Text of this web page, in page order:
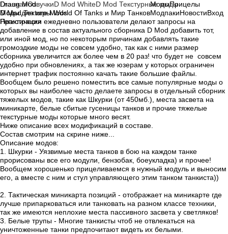
Draug Mod
Моды для игры World Of Tanks и Мир Танков
МодыПрицелы
МодпакиНовостиВход
Регистрация
ГлавнаяОзвучкиD Mod WhiteD Mod Текстурные моды
D Mod Texture Mods
Практически ежедневно пользователи делают запросы на
добавление в состав актуального сборника D Mod добавить тот,
или иной мод, но по некоторым причинам добавлять такие
громоздкие моды не совсем удобно, так как с ними размер
сборника увеличится аж более чем в 20 раз! что будет не совсем
удобно при обновлениях, а так же юзерам у которых ограничен
интернет трафик постоянно качать такие большие файлы.
Вообщем было решено поместить все самые популярные моды о
которых вы наиболее часто делаете запросы в отдельный сборник
тяжелых модов, такие как Шкурки (от 450мб.), места засвета на
миникарте, белые сбитые гусеницы танков и прочие тяжелые
текстурные моды которые много весят.
Ниже описание всех модификаций в составе.
Состав смотрим на скрине ниже...
Описание модов:
1. Шкурки - Уязвимые места танков в бою на каждом танке
прорисованы все его модули, бензобак, боеукладка) и прочее!
Вообщем хорошенько прицеливаемся в нужный модуль и выносим
его, а вместе с ним и стул управляющего этим танком танкиста))
2. Тактическая миникарта позиций - отображает на миникарте где
лучше припарковаться или танковать на разном классе техники,
так же имеются неплохие места пассивного засвета у светляков!
3. Белые трупы - Многие танкисты чтоб не отвлекаться на
уничтоженные танки предпочитают видеть их белыми.